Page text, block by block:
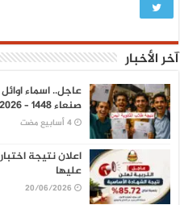
آخر الأخبار
عاجل.. اسماء
صنعاء 1448 – 2026
اعلان نتيجة
عليها
20/06/2026